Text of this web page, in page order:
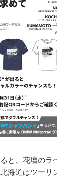
と、花壇のラ
海道はツーリ